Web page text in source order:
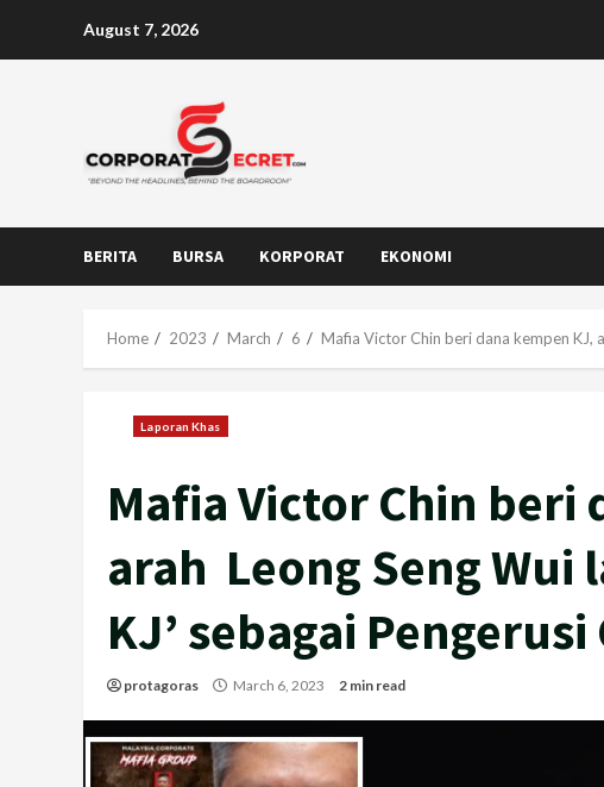
August 7, 2026
BERITA BURSA KORPORAT EKONOMI
Home 2023 March 6 Mafia Victor Chin beri dana kempen KJ,
Laporan Khas
Mafia Victor Chin beri
arah Leong Seng Wui
KJ’ sebagai
protagoras March 6, 2023 2 min read